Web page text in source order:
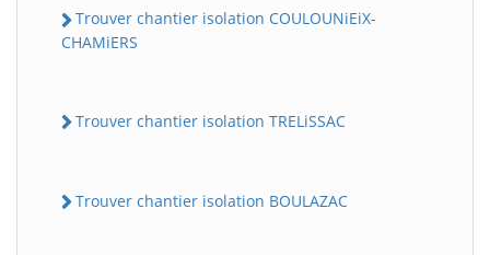
Trouver chantier isolation COULOUNiEiX-
CHAMiERS
Trouver chantier isolation TRELiSSAC
Trouver chantier isolation BOULAZAC